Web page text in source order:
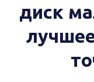
диск